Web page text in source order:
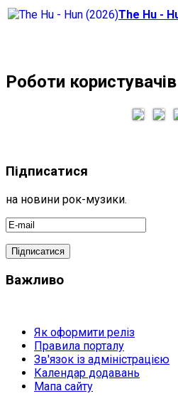
The Hu -
Роботи користувачів
Підписатися
на новини рок-музики.
Важливо
Як оформити реліз
Правила порталу
Зв'язок із адміністрацією
Календар додавань
Мапа сайту